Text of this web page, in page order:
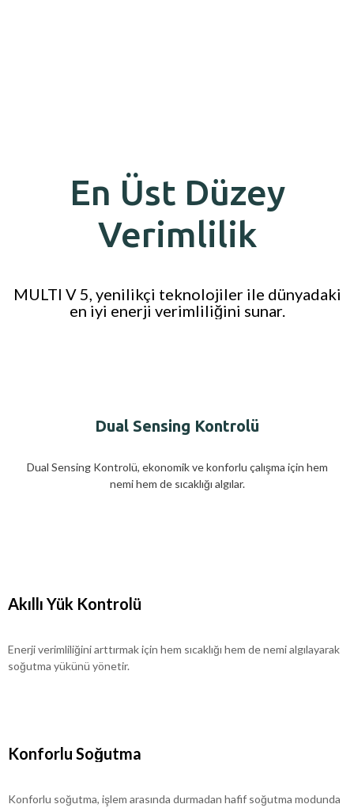
En Üst Düzey
Verimlilik
MULTI V 5, yenilikçi teknolojiler ile dünyadaki
en iyi enerji verimliliğini sunar.
Dual Sensing Kontrolü
Dual Sensing Kontrolü, ekonomik ve konforlu çalışma için hem
nemi hem de sıcaklığı algılar.
Akıllı Yük Kontrolü
Enerji verimliliğini arttırmak için hem sıcaklığı hem de nemi algılayarak
soğutma yükünü yönetir.
Konforlu Soğutma
Konforlu soğutma, işlem arasında durmadan hafif soğutma modunda